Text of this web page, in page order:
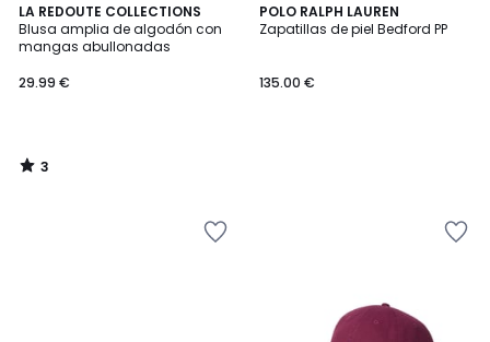
LA REDOUTE COLLECTIONS
Blusa amplia de algodón con
mangas abullonadas
29.99 €
3
/
5
3
/
POLO RALPH LAUREN
Zapatillas de piel Bedford PP
135.00 €